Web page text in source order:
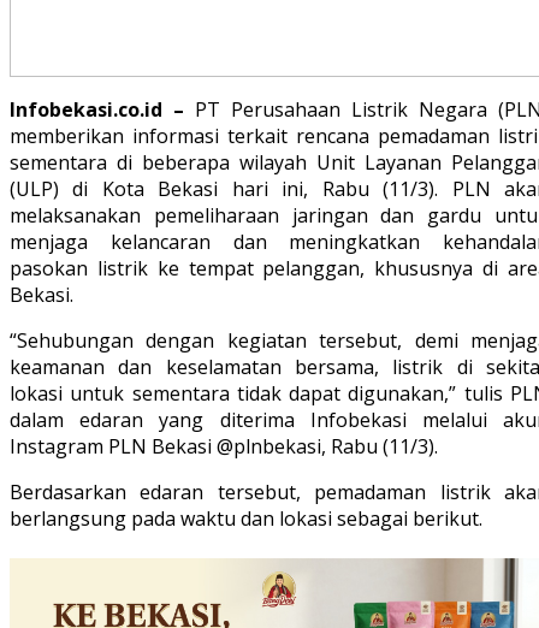
Infobekasi.co.id – PT Perusahaan Listrik Negara
memberikan informasi terkait rencana pemadaman
sementara di beberapa wilayah Unit Layanan
(ULP) di Kota Bekasi hari ini, Rabu (11/3). PLN
melaksanakan pemeliharaan jaringan dan gardu
menjaga kelancaran dan meningkatkan
pasokan listrik ke tempat pelanggan, khususnya di
Bekasi.
“Sehubungan dengan kegiatan tersebut, demi
keamanan dan keselamatan bersama, listrik di
lokasi untuk sementara tidak dapat digunakan,” tulis
dalam edaran yang diterima Infobekasi melalui
Instagram PLN Bekasi @plnbekasi, Rabu (11/3).
Berdasarkan edaran tersebut, pemadaman listrik
berlangsung pada waktu dan lokasi sebagai berikut.